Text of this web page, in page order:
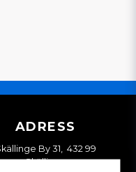
ADRESS
By 31, 432 99
Skällinge